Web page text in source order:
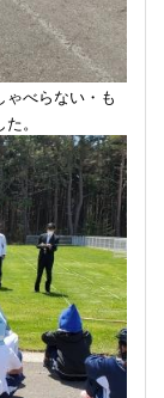
ゃべらない・も
。